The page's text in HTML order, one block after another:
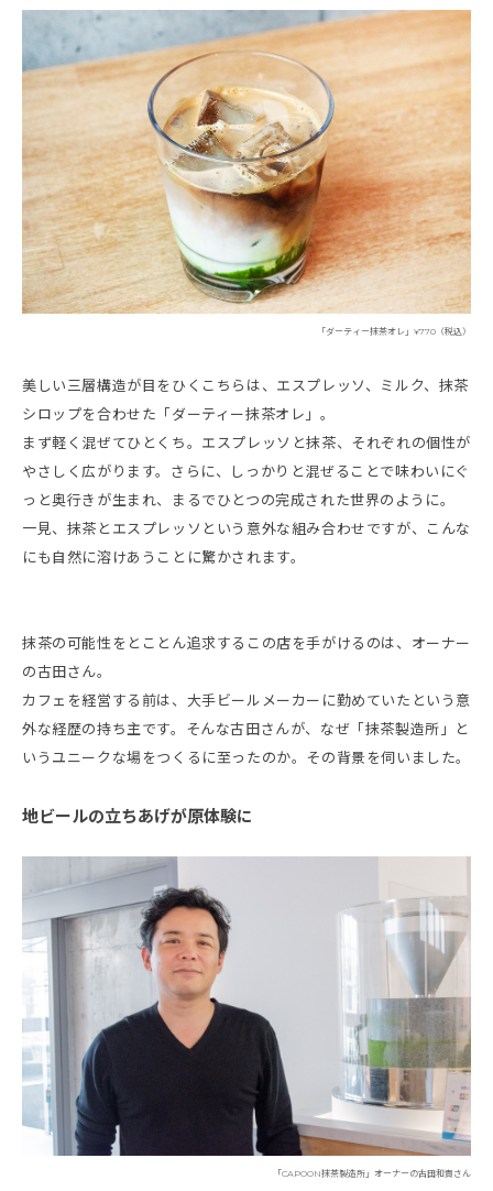
「ダーティー抹茶オレ」¥770（税込）
美しい三層構造が目をひくこちらは、エスプレッソ、ミルク、抹茶
シロップを合わせた「ダーティー抹茶オレ」。
まず軽く混ぜてひとくち。エスプレッソと抹茶、それぞれの個性が
やさしく広がります。さらに、しっかりと混ぜることで味わいにぐ
っと奥行きが生まれ、まるでひとつの完成された世界のように。
一見、抹茶とエスプレッソという意外な組み合わせですが、こんな
にも自然に溶けあうことに驚かされます。
抹茶の可能性をとことん追求するこの店を手がけるのは、オーナー
の古田さん。
カフェを経営する前は、大手ビールメーカーに勤めていたという意
外な経歴の持ち主です。そんな古田さんが、なぜ「抹茶製造所」と
いうユニークな場をつくるに至ったのか。その背景を伺いました。
地ビールの立ちあげが原体験に
「CAPOON抹茶製造所」オーナーの古田和貴さん